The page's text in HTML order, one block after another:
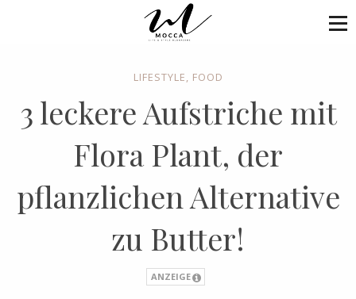
LIFESTYLE, FOOD
3 leckere Aufstriche mit
Flora Plant, der
pflanzlichen Alternative
zu Butter!
ANZEIGE